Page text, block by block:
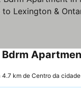
4.7 km de Centro da cidade